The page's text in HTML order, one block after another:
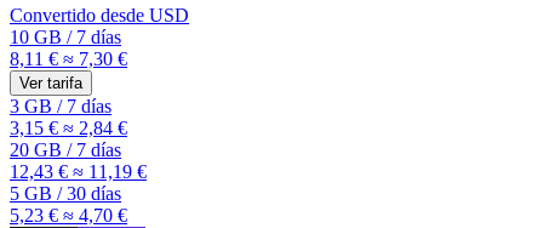
Convertido desde USD
10 GB /7 días
8,11 € ≈ 7,30 €
Ver tarifa
3 GB /7 días
3,15 € ≈ 2,84 €
20 GB /7 días
12,43 € ≈ 11,19 €
5 GB /30 días
5,23 € ≈ 4,70 €